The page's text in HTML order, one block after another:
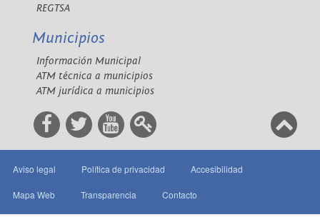
REGTSA
Municipios
Información Municipal
ATM técnica a municipios
ATM jurídica a municipios
Aviso legal Política de privacidad Accesibilidad
Mapa Web Transparencia Contacto